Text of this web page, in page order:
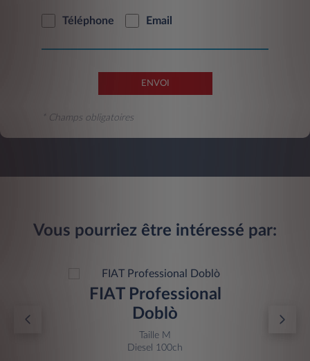
Téléphone Email
ENVOI
* Champs obligatoires
Vous pourriez être intéressé par:
FIAT Professional
Doblò
Taille M
Diesel 100ch